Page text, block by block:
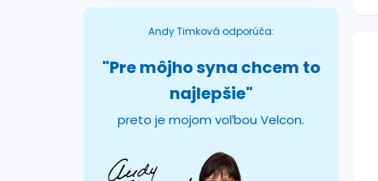
Andy Timková odporúča:
"Pre môjho syna chcem to
najlepšie"
preto je mojom voľbou Velcon.